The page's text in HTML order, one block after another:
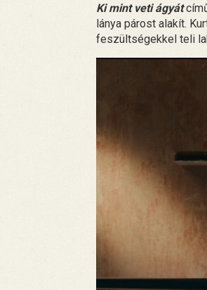
Ki mint veti ágyát
lánya párost alakít.
feszültségekkel teli